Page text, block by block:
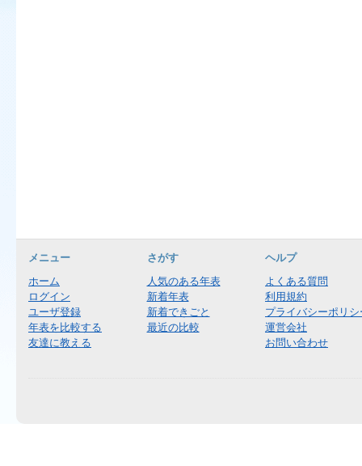
メニュー
ホーム
ログイン
ユーザ登録
年表を比較する
友達に教える
さがす
人気のある年表
新着年表
新着できごと
最近の比較
ヘルプ
よくある質問
利用規約
プライバシーポリシ
運営会社
お問い合わせ